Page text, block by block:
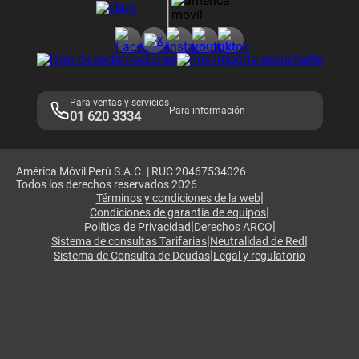
Adquirientes iPhone 6, 6S y SE
Mensaje de Seguridad
Términos y Condiciones de Tienda Claro
Libro de Reclamaciones
Para ventas y servicios
01 620 3334 Para información
América Móvil Perú S.A.C. | RUC 20467534026
Todos los derechos reservados 2026
Términos y condiciones de la web|
Condiciones de garantía de equipos|
Política de Privacidad|Derechos ARCO|
Sistema de consultas Tarifarias|Neutralidad de Red|
Sistema de Consulta de Deudas|Legal y regulatorio